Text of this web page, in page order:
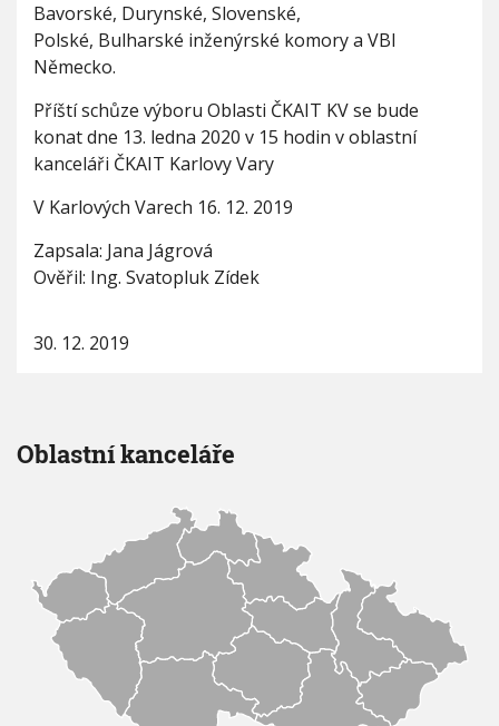
Bavorské, Durynské, Slovenské,
Polské, Bulharské inženýrské komory a VBI
Německo.
Příští schůze výboru Oblasti ČKAIT KV se bude
konat dne 13. ledna 2020 v 15 hodin v oblastní
kanceláři ČKAIT Karlovy Vary
V Karlových Varech 16. 12. 2019
Zapsala: Jana Jágrová
Ověřil: Ing. Svatopluk Zídek
30. 12. 2019
Oblastní kanceláře